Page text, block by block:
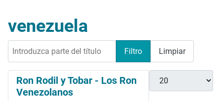
venezuela
Introduzca parte del título
Filtro Limpiar
Cantidad
Ron Rodil y Tobar - Los Ron
Venezolanos